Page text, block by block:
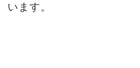
います。